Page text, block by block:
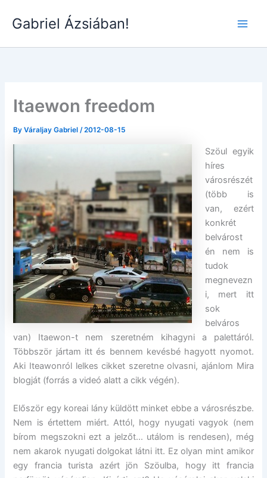
Gabriel Ázsiában!
Itaewon freedom
ByVáraljay Gabriel/2012-08-15
Szöul egyik
híres
városrészét
(több is
van, ezért
konkrét
belvárost
én nem is
tudok
megnevezn
i, mert itt
sok
belváros
van) Itaewon-t nem szeretném kihagyni a palettáról.
Többször jártam itt és bennem kevésbé hagyott nyomot.
Aki Iteawonról lelkes cikket szeretne olvasni, ajánlom Mira
blogját (forrás a videó alatt a cikk végén).
Először egy koreai lány küldött minket ebbe a városrészbe.
Nem is értettem miért. Attól, hogy nyugati vagyok (nem
bírom megszokni ezt a jelzőt… utálom is rendesen), még
nem akarok nyugati dolgokat látni itt. Ez olyan mint amikor
egy francia turista azért jön Szöulba, hogy itt francia